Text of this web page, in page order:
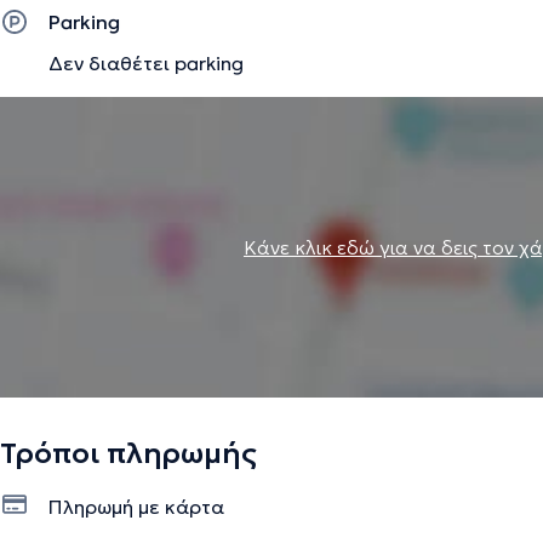
Parking
Δεν διαθέτει parking
Κάνε κλικ εδώ για να δεις τον
Τρόποι πληρωμής
Πληρωμή με κάρτα